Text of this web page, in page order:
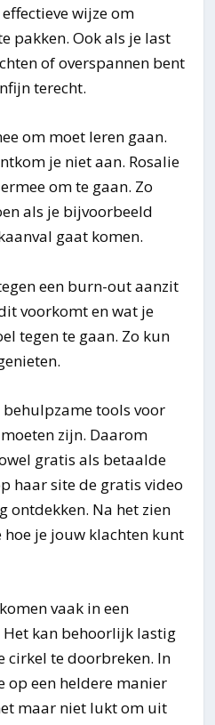
wijze om
pakken. Ook als je last
of overspannen bent
terecht.
om moet leren gaan.
je niet aan. Rosalie
om te gaan. Zo
als je bijvoorbeeld
gaat komen.
een burn-out aanzit
voorkomt en wat je
tegen te gaan. Zo kun
tools voor
zijn. Daarom
gratis als betaalde
haar site de gratis video
ontdekken. Na het zien
hoe je jouw klachten kunt
vaak in een
Het kan behoorlijk lastig
cirkel te doorbreken. In
op een heldere manier
maar niet lukt om uit